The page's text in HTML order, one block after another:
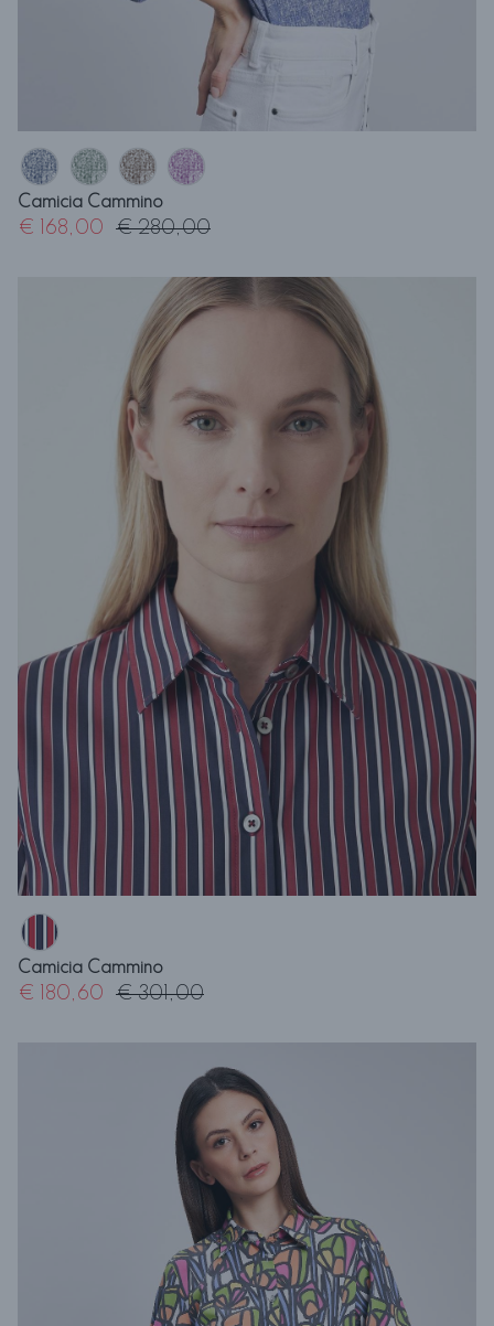
Camicia Cammino
€ 168,00 € 280,00
Camicia Cammino
€ 180,60 € 301,00